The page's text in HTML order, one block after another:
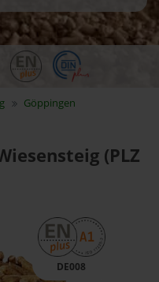
Göppingen
(PLZ
DE008